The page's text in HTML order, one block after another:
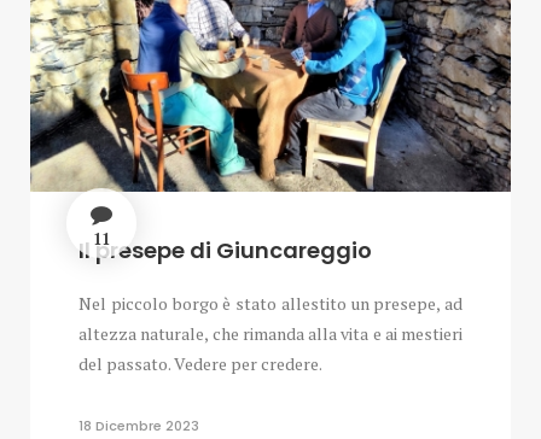
11
Il presepe di Giuncareggio
Nel piccolo borgo è stato allestito un presepe, ad
altezza naturale, che rimanda alla vita e ai mestieri
del passato. Vedere per credere.
18 Dicembre 2023